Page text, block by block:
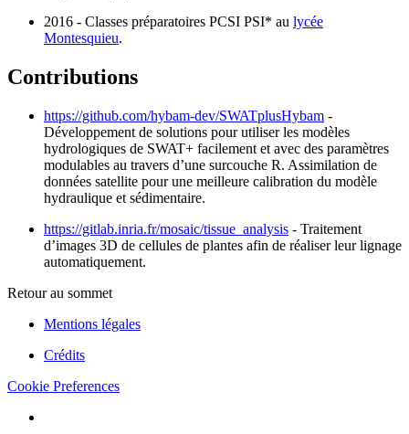
2016 - Classes préparatoires PCSI PSI* au lycée
Montesquieu.
Contributions
https://github.com/hybam-dev/SWATplusHybam -
Développement de solutions pour utiliser les modèles
hydrologiques de SWAT+ facilement et avec des paramètres
modulables au travers d’une surcouche R. Assimilation de
données satellite pour une meilleure calibration du modèle
hydraulique et sédimentaire.
https://gitlab.inria.fr/mosaic/tissue_analysis - Traitement
d’images 3D de cellules de plantes afin de réaliser leur lignage
automatiquement.
Retour au sommet
Mentions légales
Crédits
Cookie Preferences